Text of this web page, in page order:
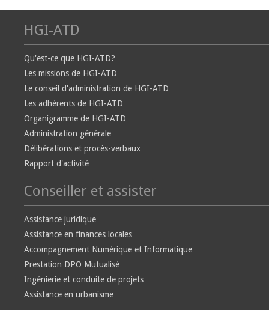
HGI-ATD
Qu'est-ce que HGI-ATD?
Les missions de HGI-ATD
Le conseil d'administration de HGI-ATD
Les adhérents de HGI-ATD
Organigramme de HGI-ATD
Administration générale
Délibérations et procès-verbaux
Rapport d'activité
Conseiller et assister
Assistance juridique
Assistance en finances locales
Accompagnement Numérique et Informatique
Prestation DPO Mutualisé
Ingénierie et conduite de projets
Assistance en urbanisme